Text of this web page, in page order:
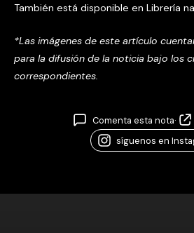
También está disponible en Librería
*Las imágenes de este artículo
para la difusión de la noticia bajo los
correspondientes.
Comenta esta nota·
síguenos en